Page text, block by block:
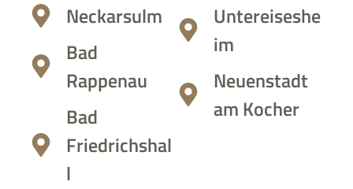
Neckarsulm
Bad
Rappenau
Bad
Friedrichshal
l
Untereiseshe
im
Neuenstadt
am Kocher